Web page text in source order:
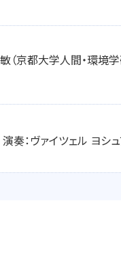
（京都大学人間・環境
奏：ヴァイツェル ヨシ